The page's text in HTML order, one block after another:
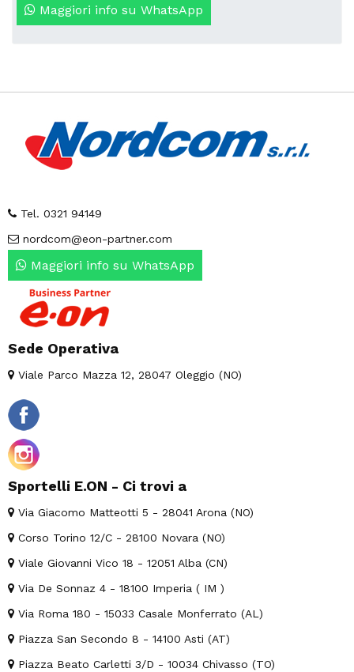
Maggiori info su WhatsApp
Tel. 0321 94149
nordcom@eon-partner.com
Maggiori info su WhatsApp
Sede Operativa
Viale Parco Mazza 12, 28047 Oleggio (NO)
Sportelli E.ON - Ci trovi a
Via Giacomo Matteotti 5 - 28041 Arona (NO)
Corso Torino 12/C - 28100 Novara (NO)
Viale Giovanni Vico 18 - 12051 Alba (CN)
Via De Sonnaz 4 - 18100 Imperia ( IM )
Via Roma 180 - 15033 Casale Monferrato (AL)
Piazza San Secondo 8 - 14100 Asti (AT)
Piazza Beato Carletti 3/D - 10034 Chivasso (TO)